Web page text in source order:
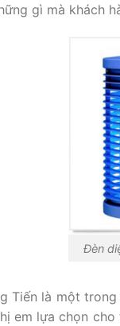
gì mà khách
Đèn
Tiến là một
em lựa chọn